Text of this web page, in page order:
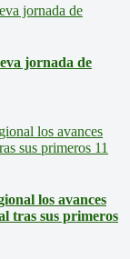
jornada de
los avances
tras sus primeros